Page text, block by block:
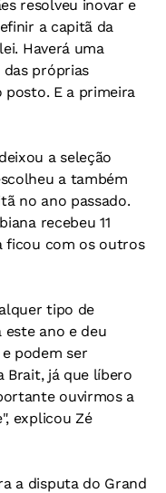
resolveu inovar e
a capitã da
Haverá uma
próprias
posto. E a primeira
a seleção
a também
no ano passado.
recebeu 11
ficou com os outros
tipo de
este ano e deu
podem ser
Brait, já que líbero
ouvirmos a
explicou Zé
a disputa do Grand